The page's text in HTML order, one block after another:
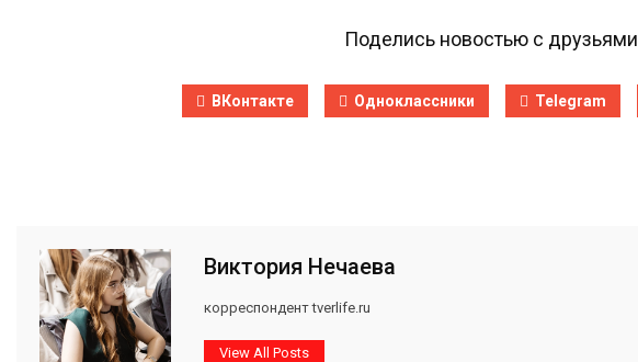
Поделись новостью с друзьями
ВКонтакте Одноклассники Telegram
Виктория Нечаева
корреспондент tverlife.ru
View All Posts